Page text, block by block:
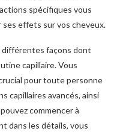
spécifiques vous
effets sur vos cheveux.
différentes façons dont
capillaire. Vous
pour toute personne
capillaires avancés, ainsi
commencer à
dans les détails, vous